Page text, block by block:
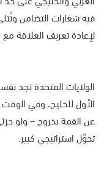
فيه شعارات التضامن
لإعادة تعريف العلاقة
الولايات المتحدة تجد
الأول للخليج، وفي
عن القمة بخروج – ولو
تحوّل استراتيجي كبير.